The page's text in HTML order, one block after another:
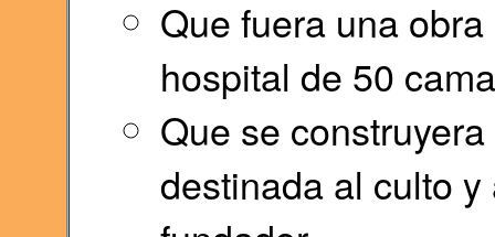
Que fuera una
hospital de 50
Que se
destinada al culto